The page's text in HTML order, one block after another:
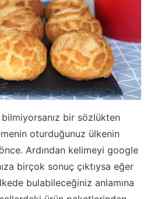
bilmiyorsanız bir sözlükten
oturduğunuz ülkenin
Ardından kelimeyi google
birçok sonuç çıktıysa eğer
bulabileceğiniz anlamına